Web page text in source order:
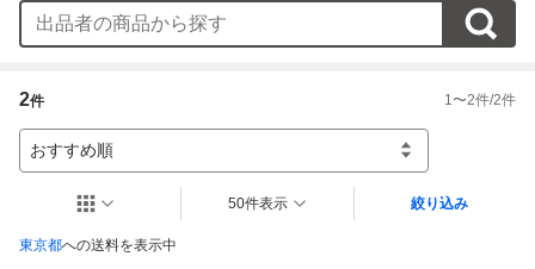
2件 1 〜2件/2件
おすすめ順
東京都への送料を表示中
50件表示 絞り込み